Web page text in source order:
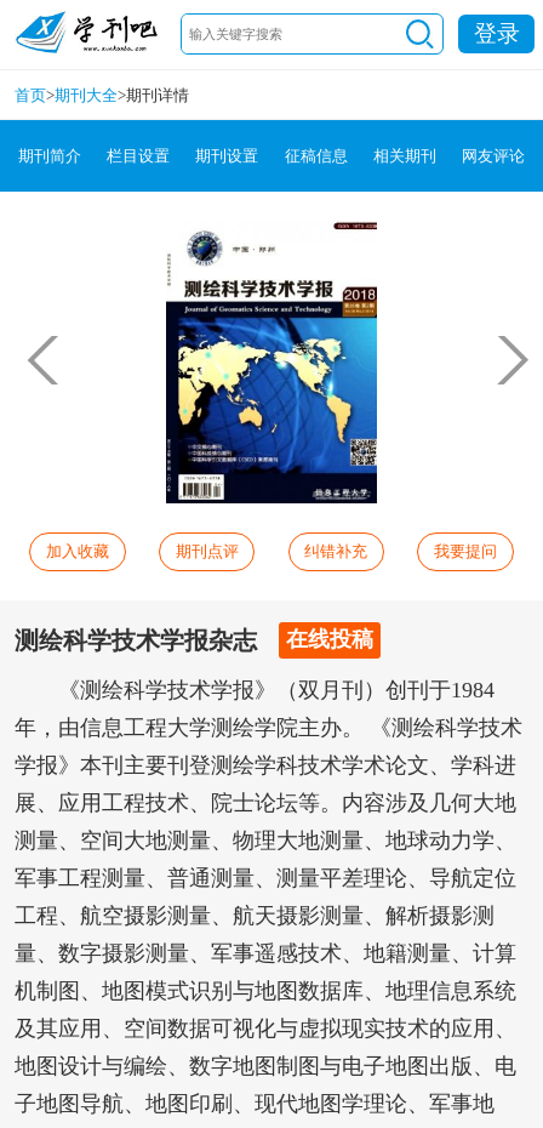
登录
首页>期刊大全>期刊详情
期刊简介 栏目设置 期刊设置 征稿信息 相关期刊 网友评论
加入收藏 期刊点评 纠错补充 我要提问
测绘科学技术学报杂志 在线投稿
《测绘科学技术学报》（双月刊）创刊于1984
年，由信息工程大学测绘学院主办。 《测绘科学技术
学报》本刊主要刊登测绘学科技术学术论文、学科进
展、应用工程技术、院士论坛等。内容涉及几何大地
测量、空间大地测量、物理大地测量、地球动力学、
军事工程测量、普通测量、测量平差理论、导航定位
工程、航空摄影测量、航天摄影测量、解析摄影测
量、数字摄影测量、军事遥感技术、地籍测量、计算
机制图、地图模式识别与地图数据库、地理信息系统
及其应用、空间数据可视化与虚拟现实技术的应用、
地图设计与编绘、数字地图制图与电子地图出版、电
子地图导航、地图印刷、现代地图学理论、军事地